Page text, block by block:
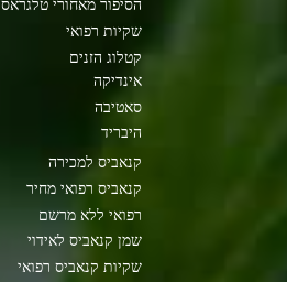
הסיפור מאחורי טלגראס
שקיות רפואי
קטלוג הזנים
אינדיקה
סאטיבה
היבריד
קנאביס למכירה
קנאביס רפואי מחיר
רפואי ללא מרשם
שמן קנאביס לאידוי
שקיות קנאביס רפואי